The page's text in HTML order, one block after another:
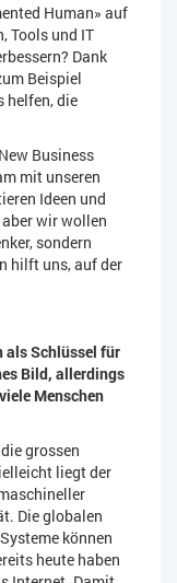
Human» auf
Tools und IT
Dank
Beispiel
helfen, die
Business
mit unseren
Ideen und
wir wollen
sondern
hilft uns, auf der
als Schlüssel für
Bild, allerdings
Menschen
grossen
liegt der
Die globalen
können
heute haben